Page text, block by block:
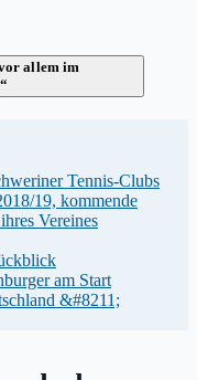
Tennis-Clubs
19, kommende
Vereines
am Start
&#8211;